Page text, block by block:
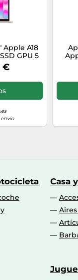
No
256
Apple A18
GPU 5
Nube
€
Casa